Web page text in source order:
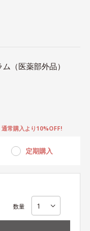
（医薬部外品）
定期購入
通常購入より10%OFF!
数量